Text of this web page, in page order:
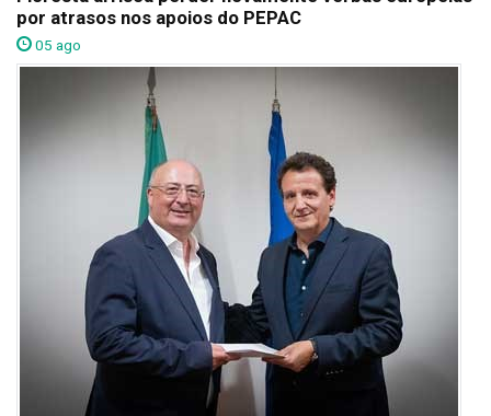
por atrasos nos apoios do PEPAC
05 ago